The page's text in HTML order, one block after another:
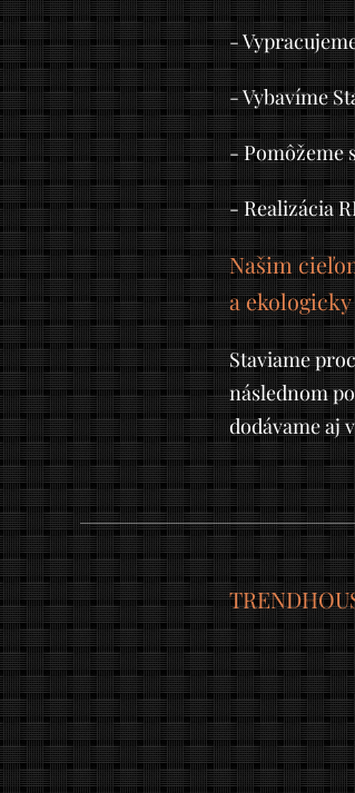
-
- Vybavíme
- Pomôžeme
- Realizácia
Našim
a
Staviame
následnom
dodávame aj